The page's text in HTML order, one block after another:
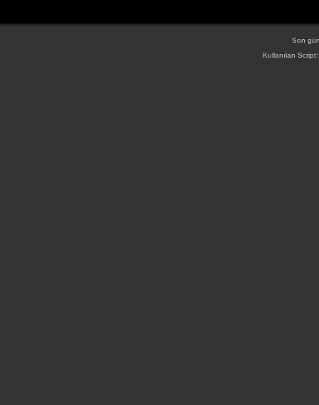
Son
Kullanılan